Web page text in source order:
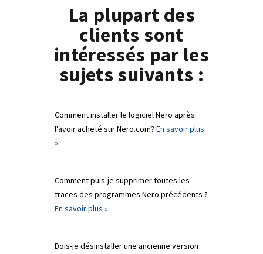
La plupart des
clients sont
intéressés par les
sujets suivants :
Comment installer le logiciel Nero après
l'avoir acheté sur Nero.com? En savoir plus
»
Comment puis-je supprimer toutes les
traces des programmes Nero précédents ?
En savoir plus »
Dois-je désinstaller une ancienne version